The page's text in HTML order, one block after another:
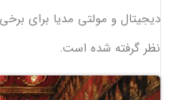
دیجیتال و مولتی مدیا برای
نظر گرفته شده است.